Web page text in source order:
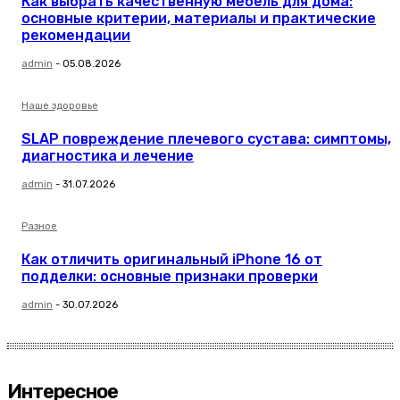
основные критерии, материалы и практические
рекомендации
admin - 05.08.2026
Наше здоровье
SLAP повреждение плечевого сустава: симптомы,
диагностика и лечение
admin - 31.07.2026
Разное
Как отличить оригинальный iPhone 16 от
подделки: основные признаки проверки
admin - 30.07.2026
Интересное